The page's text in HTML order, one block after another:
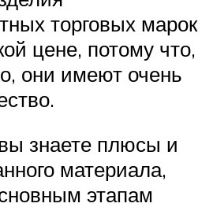
торговых марок
цене, потому что,
они имеют очень
знаете плюсы и
материала,
этапам